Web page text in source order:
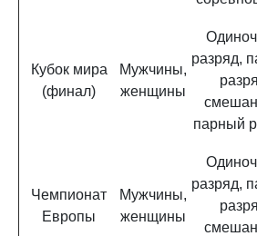
Кубок мира
(финал)
Мужчины,
женщины
разряд,
парный
Чемпионат
Европы
Мужчины,
женщины
разряд,